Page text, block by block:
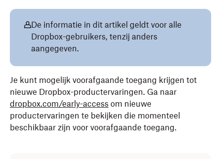
De informatie in dit artikel geldt voor alle
Dropbox-gebruikers, tenzij anders
aangegeven.
Je kunt mogelijk voorafgaande toegang krijgen tot
nieuwe Dropbox-productervaringen. Ga naar
dropbox.com/early-access om nieuwe
productervaringen te bekijken die momenteel
beschikbaar zijn voor voorafgaande toegang.